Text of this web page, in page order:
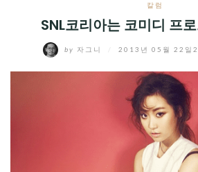
칼럼
SNL코리아는 코미디 프
by 자그니 2013년 05월 22일
디지털트렌드
디지털라이프